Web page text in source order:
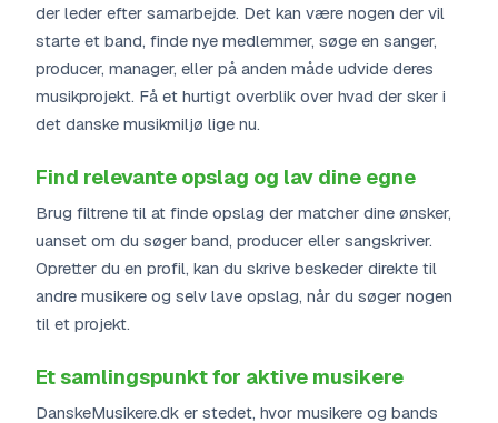
der leder efter samarbejde. Det kan være nogen der vil
starte et band, finde nye medlemmer, søge en sanger,
producer, manager, eller på anden måde udvide deres
musikprojekt. Få et hurtigt overblik over hvad der sker i
det danske musikmiljø lige nu.
Find relevante opslag og lav dine egne
Brug filtrene til at finde opslag der matcher dine ønsker,
uanset om du søger band, producer eller sangskriver.
Opretter du en profil, kan du skrive beskeder direkte til
andre musikere og selv lave opslag, når du søger nogen
til et projekt.
Et samlingspunkt for aktive musikere
DanskeMusikere.dk er stedet, hvor musikere og bands